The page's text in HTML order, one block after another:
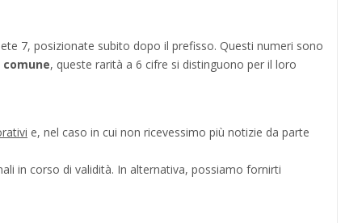
7, posizionate subito dopo il prefisso. Questi numeri sono
, queste rarità a 6 cifre si distinguono per il loro
e, nel caso in cui non ricevessimo più notizie da parte
in corso di validità. In alternativa, possiamo fornirti